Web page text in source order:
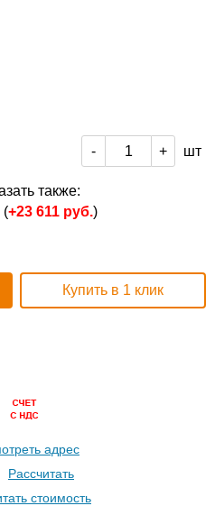
- + шт
также:
(+23 611 руб.)
Купить в 1 клик
адрес
Расcчитать
стоимость